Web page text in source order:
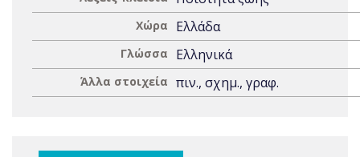
Χώρα Ελλάδα
Γλώσσα Ελληνικά
Άλλα στοιχεία πιν., σχημ., γραφ.